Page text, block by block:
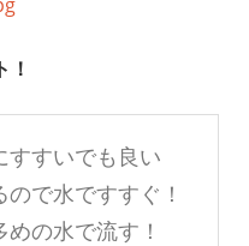
すすいでも良い
で水ですすぐ！
の水で流す！